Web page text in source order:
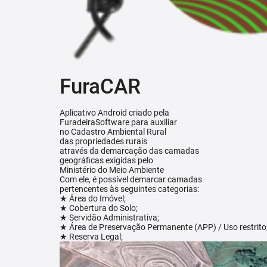
FuraCAR
Aplicativo Android criado pela
FuradeiraSoftware para auxiliar
no Cadastro Ambiental Rural
das propriedades rurais
através da demarcação das camadas
geográficas exigidas pelo
Ministério do Meio Ambiente
Com ele, é possível demarcar camadas
pertencentes às seguintes categorias:
★ Área do Imóvel;
★ Cobertura do Solo;
★ Servidão Administrativa;
★ Área de Preservação Permanente (APP) / Uso
★ Reserva Legal;